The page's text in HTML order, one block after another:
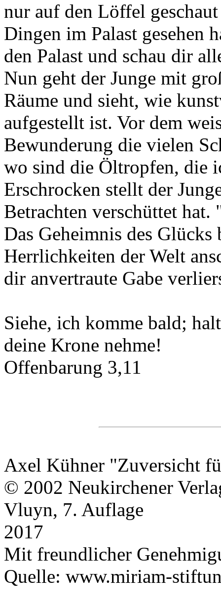
nur auf den Löffel
Dingen im Palast gesehen
den Palast und schau dir
Nun geht der Junge mit
Räume und sieht, wie
aufgestellt ist. Vor dem
Bewunderung die vielen
wo sind die Öltropfen, die
Erschrocken stellt der
Betrachten verschüttet
Das Geheimnis des Glücks
Herrlichkeiten der Welt
dir anvertraute Gabe
Siehe, ich komme bald;
deine Krone nehme!
Offenbarung 3,11
Axel Kühner "Zuversicht
© 2002 Neukirchener
Vluyn, 7. Auflage
2017
Mit freundlicher
Quelle: www.miriam-